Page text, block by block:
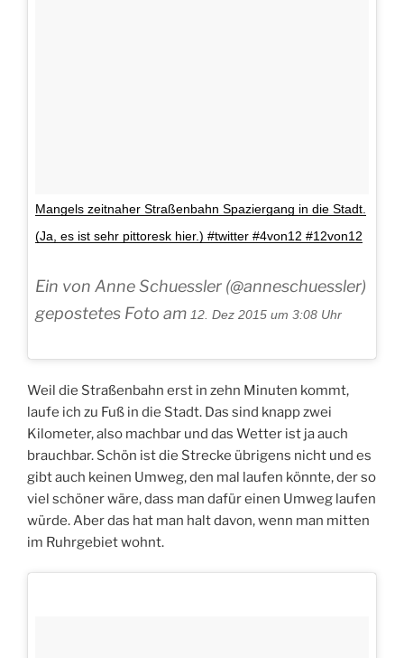
Mangels zeitnaher Straßenbahn Spaziergang in die Stadt.
(Ja, es ist sehr pittoresk hier.) #twitter #4von12 #12von12
Ein von Anne Schuessler (@anneschuessler)
gepostetes Foto am 12. Dez 2015 um 3:08 Uhr
Weil die Straßenbahn erst in zehn Minuten kommt,
laufe ich zu Fuß in die Stadt. Das sind knapp zwei
Kilometer, also machbar und das Wetter ist ja auch
brauchbar. Schön ist die Strecke übrigens nicht und es
gibt auch keinen Umweg, den mal laufen könnte, der so
viel schöner wäre, dass man dafür einen Umweg laufen
würde. Aber das hat man halt davon, wenn man mitten
im Ruhrgebiet wohnt.